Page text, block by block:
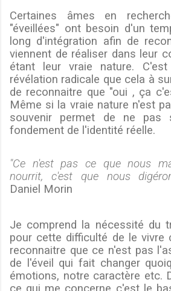
Certaines âmes en
"éveillées" ont besoin d'un
long d'intégration afin de
viennent de réaliser dans leur
étant leur vraie nature.
révélation radicale que cela à
de reconnaitre que "oui , ça
Même si la vraie nature n'est
souvenir permet de ne pas
fondement de l'identité réelle.
"Ce n'est pas ce que nous
nourrit, c'est que nous
Daniel Morin
Je comprend la nécessité du
pour cette difficulté de le vivre
reconnaitre que ce n'est pas
de l'éveil qui fait changer
émotions, notre caractère etc.